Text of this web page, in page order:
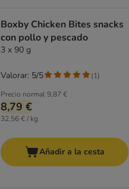
Boxby Chicken Bites snacks
con pollo y pescado
3 x 90 g
Precio normal9,87 €
8,79 €
32,56 € / kg
Valorar: 5/5 (1)
Añadir a la cesta